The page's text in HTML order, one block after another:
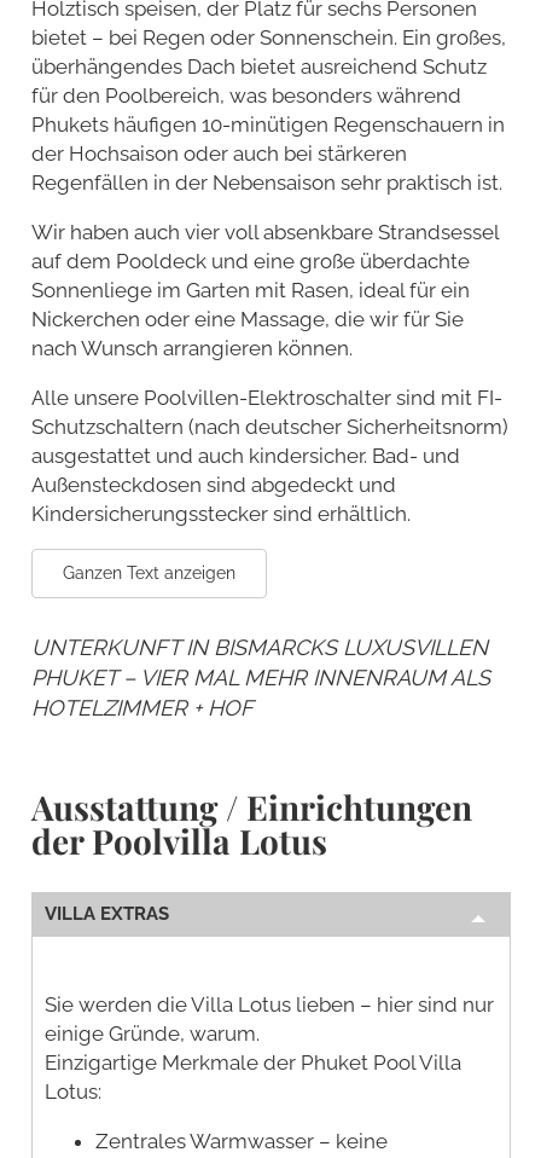
Holztisch speisen, der Platz für sechs Personen
bietet – bei Regen oder Sonnenschein. Ein großes,
überhängendes Dach bietet ausreichend Schutz
für den Poolbereich, was besonders während
Phukets häufigen 10-minütigen Regenschauern in
der Hochsaison oder auch bei stärkeren
Regenfällen in der Nebensaison sehr praktisch ist.
Wir haben auch vier voll absenkbare Strandsessel
auf dem Pooldeck und eine große überdachte
Sonnenliege im Garten mit Rasen, ideal für ein
Nickerchen oder eine Massage, die wir für Sie
nach Wunsch arrangieren können.
Alle unsere Poolvillen-Elektroschalter sind mit FI-
Schutzschaltern (nach deutscher Sicherheitsnorm)
ausgestattet und auch kindersicher. Bad- und
Außensteckdosen sind abgedeckt und
Kindersicherungsstecker sind erhältlich.
Ganzen Text anzeigen
UNTERKUNFT IN BISMARCKS LUXUSVILLEN
PHUKET – VIER MAL MEHR INNENRAUM ALS
HOTELZIMMER + HOF
Ausstattung / Einrichtungen
der Poolvilla Lotus
VILLA EXTRAS
Sie werden die Villa Lotus lieben – hier sind nur
einige Gründe, warum.
Einzigartige Merkmale der Phuket Pool Villa
Lotus:
Zentrales Warmwasser – keine